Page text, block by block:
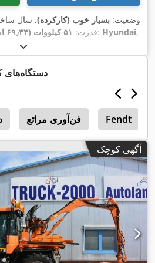
وضعیت: بسیار خوب (کارکرده), سال
, قدرت: ۵۱ کیلووات (۶۹٫۳۴ اسب بخار) , سازنده موتور: Hyundai,
دستگاه‌های
فن‌آوری مراتع Fendt
آگهی کوچک